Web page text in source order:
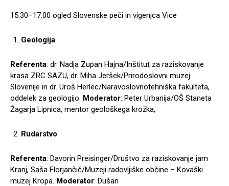
15.30–17.00 ogled Slovenske peči in vigenjca Vice
Geologija
Referenta: dr. Nadja Zupan Hajna/Inštitut za raziskovanje
krasa ZRC SAZU, dr. Miha Jeršek/Prirodoslovni muzej
Slovenije in dr. Uroš Herlec/Naravoslovnotehniška fakulteta,
oddelek za geologijo. Moderator: Peter Urbanija/OŠ Staneta
Žagarja Lipnica, mentor geološkega krožka,
Rudarstvo
Referenta: Davorin Preisinger/Društvo za raziskovanje jam
Kranj, Saša Florjančič/Muzeji radovljiške občine – Kovaški
muzej Kropa. Moderator: Dušan